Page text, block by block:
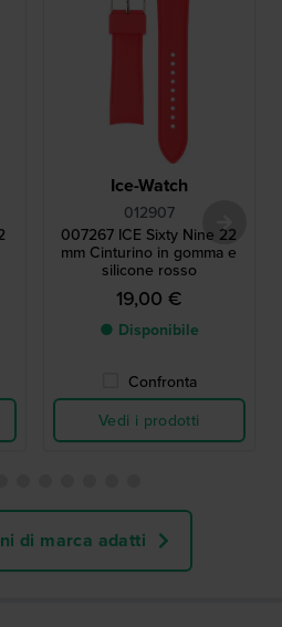
Ice-Watch
012907
007267 ICE Sixty Nine 22
mm Cinturino in gomma e
silicone rosso
19,00 €
● Disponibile
Confronta
Vedi i prodotti
di marca adatti